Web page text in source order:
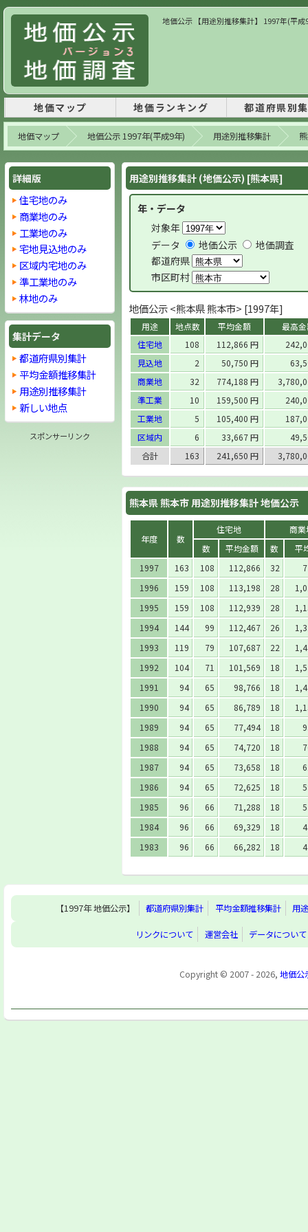
地価公示 【用途別推移集計】 1997年(平
地価マップ 地価ランキング 都道府県別
地価マップ 地価公示 1997年(平成9年) 用途別推移集計
用途別推移集計 (地価公示) [熊本県]
年・データ
対象年
データ
地価公示
地価調査
都道府県
市区町村
地価公示 <熊本県 熊本市> [1997年]
用途 地点数 平均金額
最高
住宅地
108 112,866 円
見込地
2 50,750 円
商業地
32 774,188 円
準工業
10 159,500 円
工業地
5 105,400 円
区域内
6 33,667 円
合計
163 241,650 円
熊本県 熊本市 用途別推移集計 地価公示
年度 数
住宅地
商業
数
平均金額 数
平
1997
163 108 112,866 32
1996
159 108 113,198 28
1995
159 108 112,939 28
1994
144 99 112,467 26
1993
119 79 107,687 22
1992
104 71 101,569 18
1991
94 65 98,766 18
1990
94 65 86,789 18
1989
94 65 77,494 18
1988
94 65 74,720 18
1987
94 65 73,658 18
1986
94 65 72,625 18
1985
96 66 71,288 18
1984
96 66 69,329 18
1983
96 66 66,282 18
詳細版
住宅地のみ
商業地のみ
工業地のみ
宅地見込地のみ
区域内宅地のみ
準工業地のみ
林地のみ
集計データ
都道府県別集計
平均金額推移集計
用途別推移集計
新しい地点
スポンサーリンク
【1997年 地価公示】 都道府県別集計 平均金額推移集計 用
リンクについて 運営会社 データについて
Copyright © 2007 - 2026, 地価公